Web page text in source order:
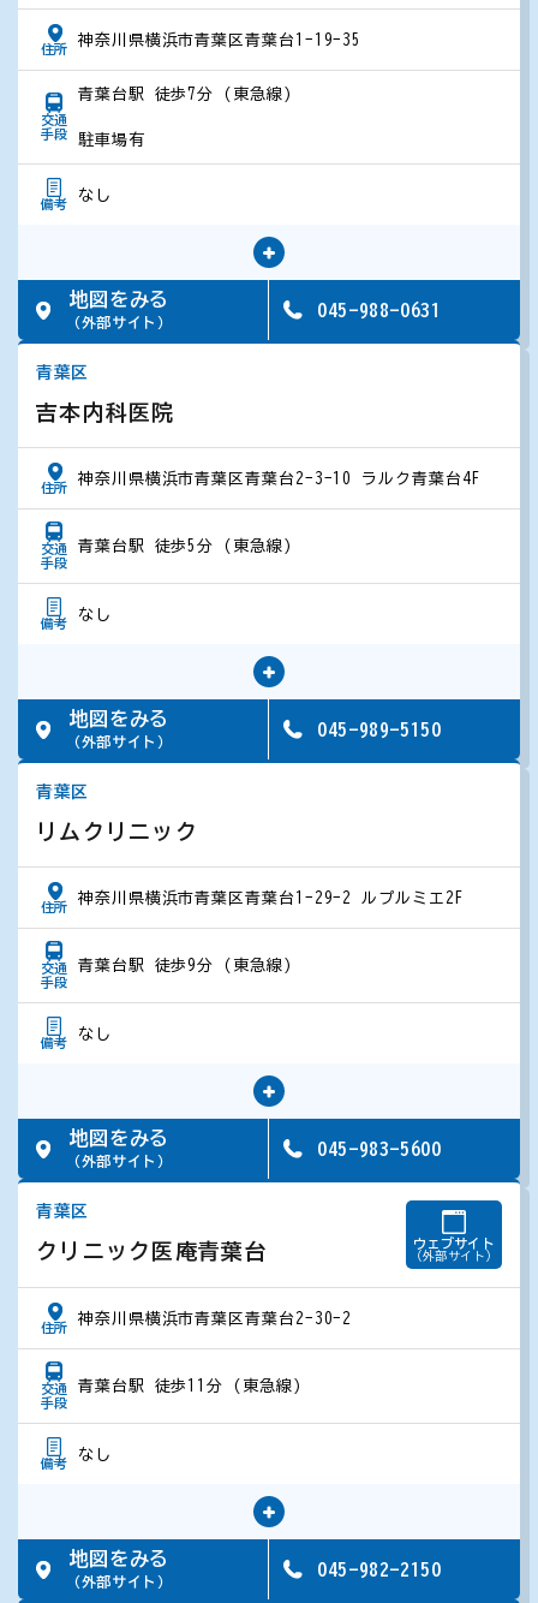
住所
神奈川県横浜市青葉区青葉台1-19-35
交通
手段
青葉台駅 徒歩7分 (東急線)
駐車場有
備考
なし
地図をみる
（外部サイト）
045-988-0631
青葉区
吉本内科医院
住所
神奈川県横浜市青葉区青葉台2-3-10 ラルク青葉台4F
交通
手段
青葉台駅 徒歩5分 (東急線)
備考
なし
地図をみる
（外部サイト）
045-989-5150
青葉区
リムクリニック
住所
神奈川県横浜市青葉区青葉台1-29-2 ルプルミエ2F
交通
手段
青葉台駅 徒歩9分 (東急線)
備考
なし
地図をみる
（外部サイト）
045-983-5600
青葉区
クリニック医庵青葉台 ウェブサイト
（外部サイト）
住所
神奈川県横浜市青葉区青葉台2-30-2
交通
手段
青葉台駅 徒歩11分 (東急線)
備考
なし
地図をみる
（外部サイト）
045-982-2150